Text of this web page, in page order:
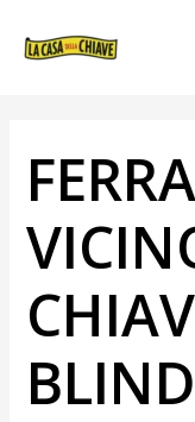
ARTICOLI